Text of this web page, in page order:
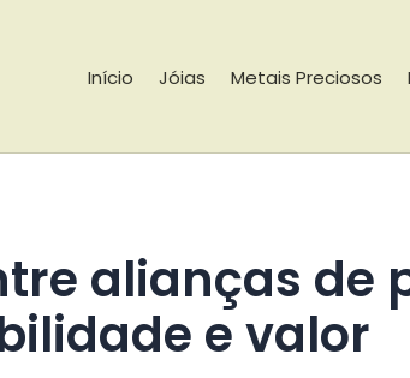
Início Jóias Metais Preciosos
e valor